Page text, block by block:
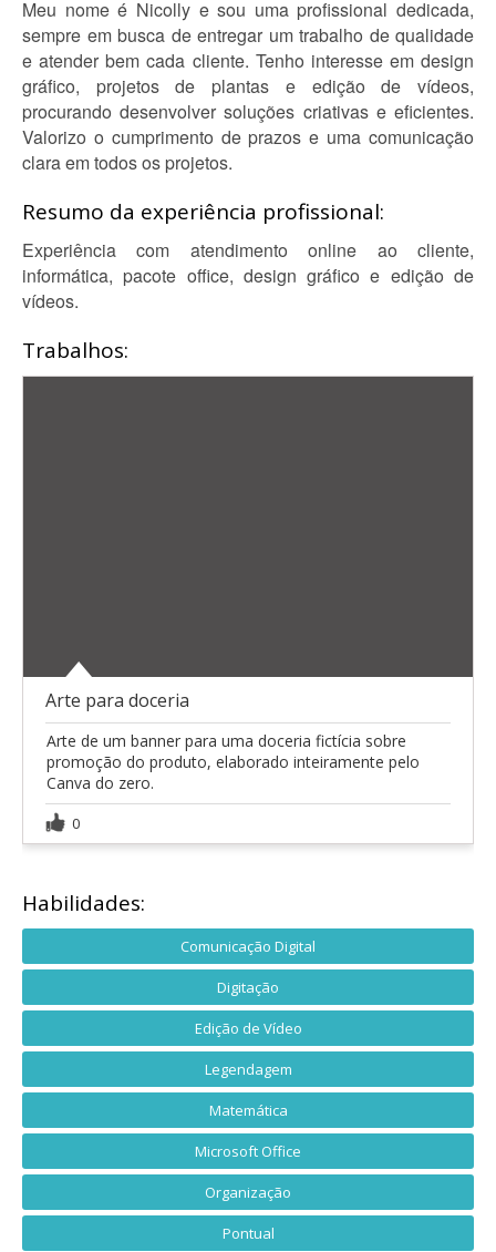
Meu nome é Nicolly e sou uma profissional dedicada,
sempre em busca de entregar um trabalho de qualidade
e atender bem cada cliente. Tenho interesse em design
gráfico, projetos de plantas e edição de vídeos,
procurando desenvolver soluções criativas e eficientes.
Valorizo o cumprimento de prazos e uma comunicação
clara em todos os projetos.
Resumo da experiência profissional:
Experiência com atendimento online ao cliente,
informática, pacote office, design gráfico e edição de
vídeos.
Trabalhos:
Arte para doceria
Arte de um banner para uma doceria fictícia sobre
promoção do produto, elaborado inteiramente pelo
Canva do zero.
0
Habilidades:
Comunicação Digital
Digitação
Edição de Vídeo
Legendagem
Matemática
Microsoft Office
Organização
Pontual